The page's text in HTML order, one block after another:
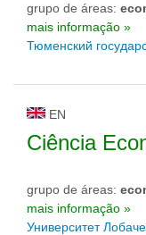
grupo de áreas:
mais informação »
Тюменский
EN
Ciência
grupo de áreas:
mais informação »
Университет